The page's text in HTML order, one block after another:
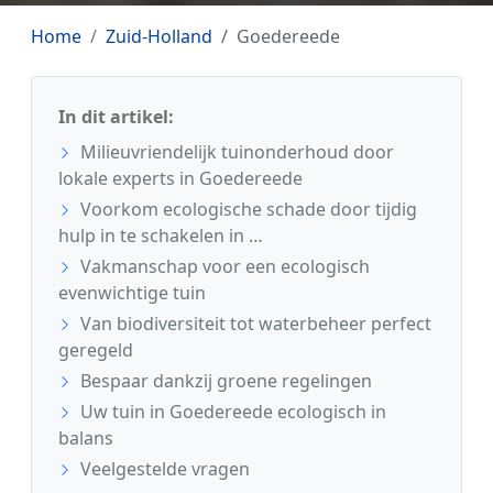
Home Zuid-Holland Goedereede
In dit artikel:
Milieuvriendelijk tuinonderhoud door
lokale experts in Goedereede
Voorkom ecologische schade door tijdig
hulp in te schakelen in …
Vakmanschap voor een ecologisch
evenwichtige tuin
Van biodiversiteit tot waterbeheer perfect
geregeld
Bespaar dankzij groene regelingen
Uw tuin in Goedereede ecologisch in
balans
Veelgestelde vragen